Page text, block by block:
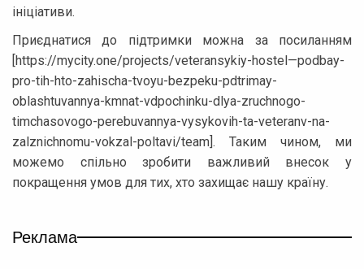
ініціативи.
Приєднатися до підтримки можна за посиланням
[https://mycity.one/projects/veteransykiy-hostel—podbay-
pro-tih-hto-zahischa-tvoyu-bezpeku-pdtrimay-
oblashtuvannya-kmnat-vdpochinku-dlya-zruchnogo-
timchasovogo-perebuvannya-vysykovih-ta-veteranv-na-
zalznichnomu-vokzal-poltavi/team]. Таким чином, ми
можемо спільно зробити важливий внесок у
покращення умов для тих, хто захищає нашу країну.
Реклама